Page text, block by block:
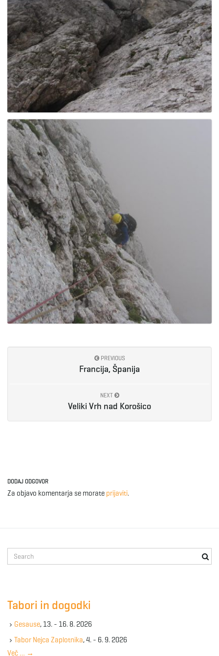
PREVIOUS
Francija, Španija
NEXT
Veliki Vrh nad Korošico
DODAJ ODGOVOR
Za objavo komentarja se morate prijaviti.
e
e
y
w
Tabori in dogodki
Gesause, 13. - 16. 8. 2026
Tabor Nejca Zaplotnika, 4. - 6. 9. 2026
Več … →